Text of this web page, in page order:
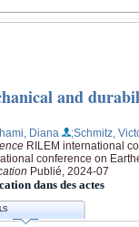
and
Diana ;Schmitz,
RILEM international
conference on
Publié, 2024-07
dans des actes